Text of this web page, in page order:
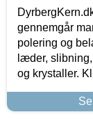
gennemgår
polering og
læder,
og krystaller.